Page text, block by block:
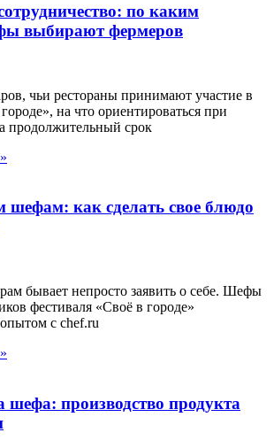
по каким
выбирают фермеров
чьи рестораны принимают участие в
на что ориентироваться при
продолжительный срок
шефам: как сделать свое блюдо
бывает непросто заявить о себе. Шефы
фестиваля «Своё в городе»
с chef.ru
производство продукта